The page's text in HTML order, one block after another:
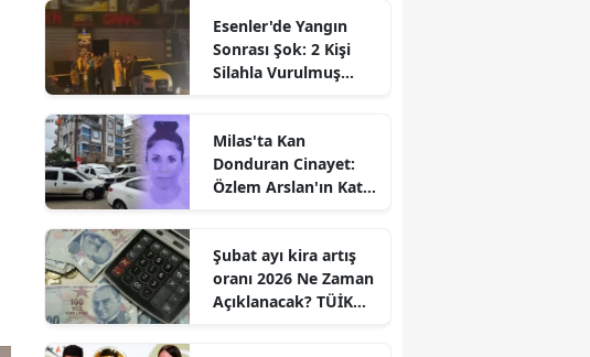
Esenler'de Yangın
Sonrası Şok: 2 Kişi
Silahla Vurulmuş
Milas'ta Kan
Donduran Cinayet:
Özlem Arslan'ın Katili
Şubat ayı kira artış
oranı 2026 Ne Zaman
Açıklanacak? TÜİK